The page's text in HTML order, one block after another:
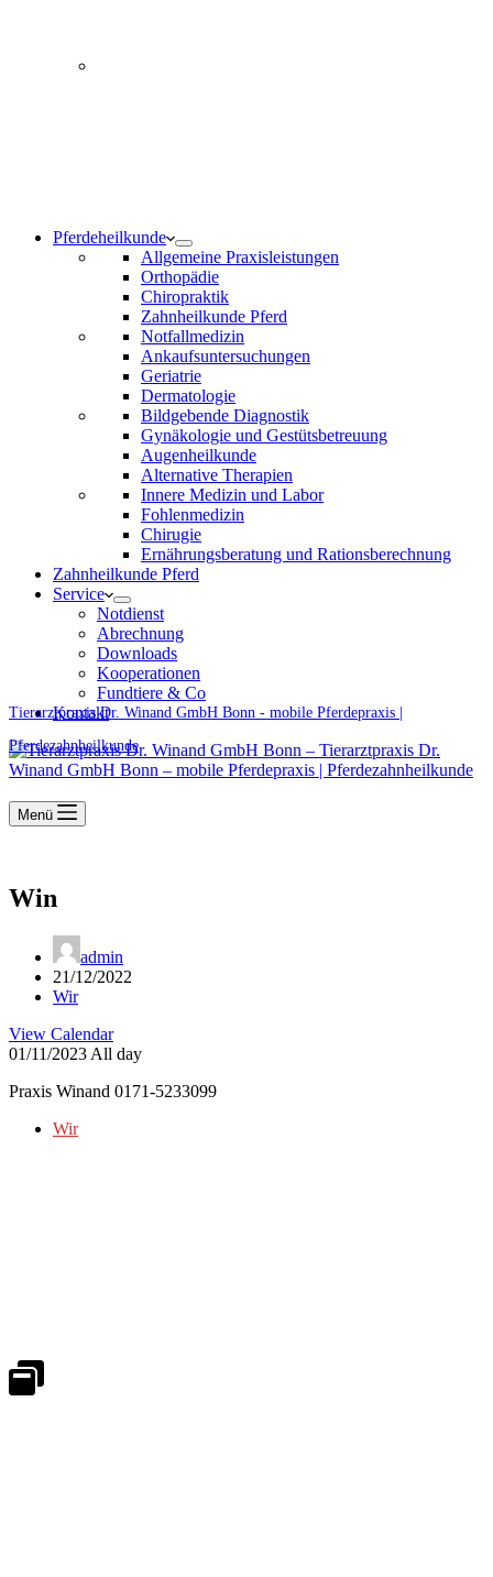
Pferdeheilkunde
Allgemeine Praxisleistungen
Orthopädie
Chiropraktik
Zahnheilkunde Pferd
Notfallmedizin
Ankaufsuntersuchungen
Geriatrie
Dermatologie
Bildgebende Diagnostik
Gynäkologie und Gestütsbetreuung
Augenheilkunde
Alternative Therapien
Innere Medizin und Labor
Fohlenmedizin
Chirugie
Ernährungsberatung und Rationsberechnung
Zahnheilkunde Pferd
Service
Notdienst
Abrechnung
Downloads
Kooperationen
Fundtiere & Co
Kontakt
Tierarztpraxis Dr. Winand GmbH Bonn - mobile Pferdepraxis |
Pferdezahnheilkunde
Menü
Win
admin
21/12/2022
Wir
View Calendar
01/11/2023 All day
Praxis Winand 0171-5233099
Wir